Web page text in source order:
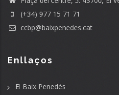
(+34) 977 15 71 71
ccbp@baixpenedes.cat
Enllaços
El Baix Penedès